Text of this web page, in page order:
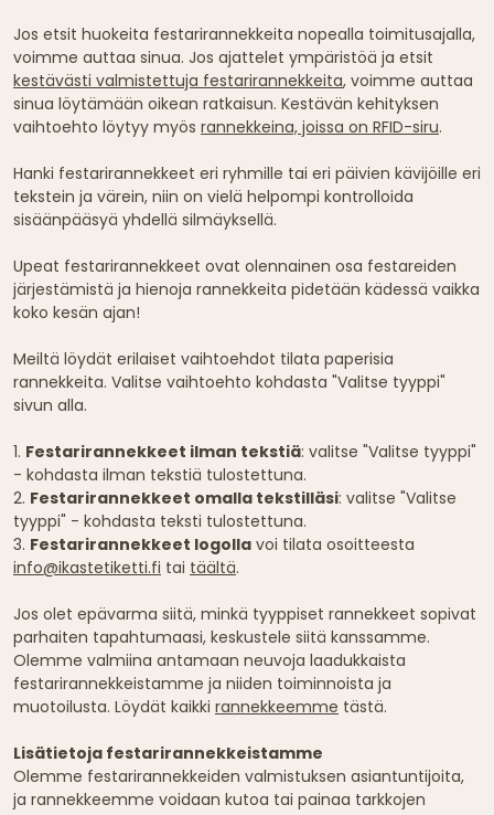
Jos etsit huokeita festarirannekkeita nopealla toimitusajalla,
voimme auttaa sinua. Jos ajattelet ympäristöä ja etsit
kestävästi valmistettuja festarirannekkeita, voimme auttaa
sinua löytämään oikean ratkaisun. Kestävän kehityksen
vaihtoehto löytyy myös rannekkeina, joissa on RFID-siru.
Hanki festarirannekkeet eri ryhmille tai eri päivien kävijöille eri
tekstein ja värein, niin on vielä helpompi kontrolloida
sisäänpääsyä yhdellä silmäyksellä.
Upeat festarirannekkeet ovat olennainen osa festareiden
järjestämistä ja hienoja rannekkeita pidetään kädessä vaikka
koko kesän ajan!
Meiltä löydät erilaiset vaihtoehdot tilata paperisia
rannekkeita. Valitse vaihtoehto kohdasta "Valitse tyyppi"
sivun alla.
1. Festarirannekkeet ilman tekstiä: valitse "Valitse tyyppi"
- kohdasta ilman tekstiä tulostettuna.
2. Festarirannekkeet omalla tekstilläsi: valitse "Valitse
tyyppi" - kohdasta teksti tulostettuna.
3. Festarirannekkeet logolla voi tilata osoitteesta
info@ikastetiketti.fi tai täältä.
Jos olet epävarma siitä, minkä tyyppiset rannekkeet sopivat
parhaiten tapahtumaasi, keskustele siitä kanssamme.
Olemme valmiina antamaan neuvoja laadukkaista
festarirannekkeistamme ja niiden toiminnoista ja
muotoilusta. Löydät kaikki rannekkeemme tästä.
Lisätietoja festarirannekkeistamme
Olemme festarirannekkeiden valmistuksen asiantuntijoita,
ja rannekkeemme voidaan kutoa tai painaa tarkkojen